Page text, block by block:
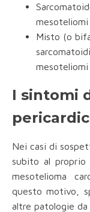
mesoteliomi
Misto (o
mesoteliomi
I sintomi
Nei casi di
subito al proprio
mesotelioma
questo motivo,
altre patologie da